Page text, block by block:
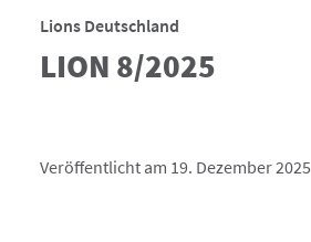
Lions Deutschland
LION 8/2025
Veröffentlicht am 19. Dezember 2025